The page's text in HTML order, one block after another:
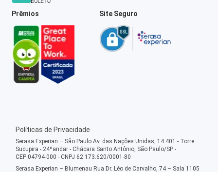
Prêmios Site Seguro
Políticas de Privacidade
Serasa Experian – São Paulo Av. das Nações Unidas, 14.401 - Torre
Sucupira - 24ºandar - Chácara Santo Antônio, São Paulo/SP -
CEP:04794-000 - CNPJ 62.173.620/0001-80
Serasa Experian – Blumenau Rua Dr. Léo de Carvalho, 74 – Sala 1105